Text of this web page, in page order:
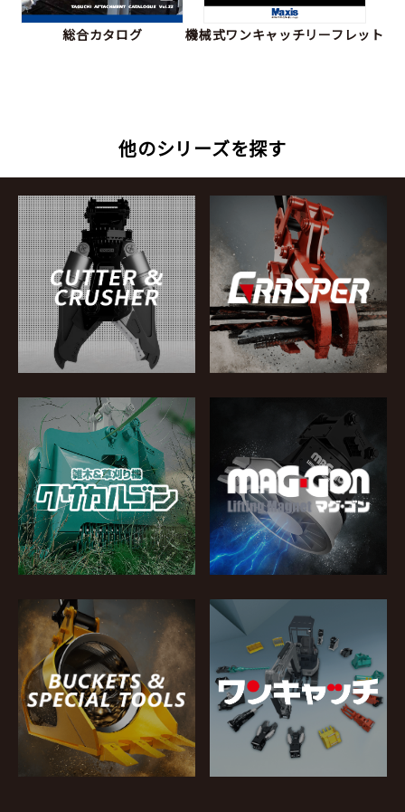
総合カタログ 機械式ワンキャッチリーフレット
他のシリーズを探す